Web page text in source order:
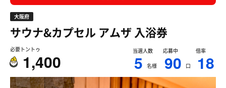
大阪府
サウナ&カプセル アムザ入浴券
必要トントゥ
1,400
当選人数
5 名様
応募中
90 口
倍率
18